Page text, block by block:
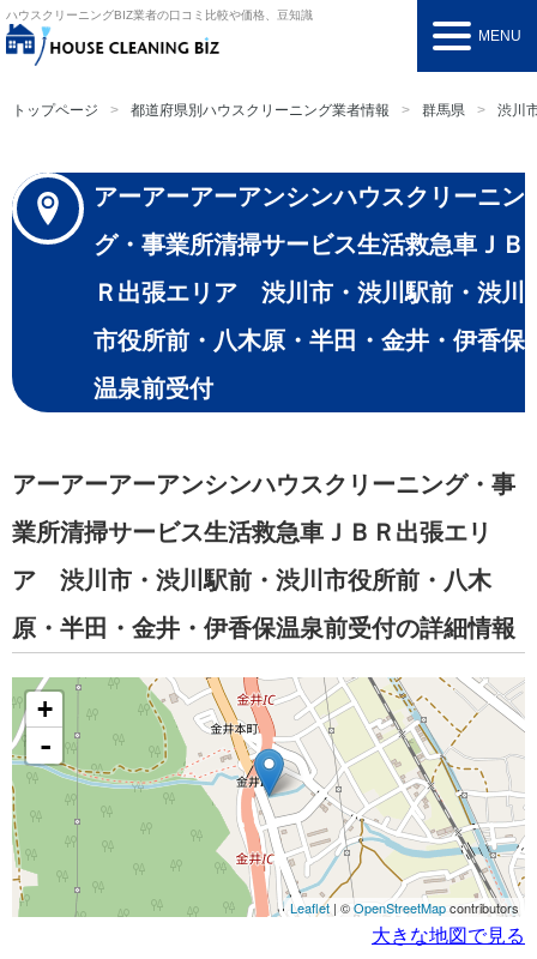
ハウスクリーニングBIZ業者の口コミ比較や価格、豆知識
MENU
トップページ 都道府県別ハウスクリーニング業者情報 群馬県 渋川
アーアーアーアンシンハウスクリーニン
グ・事業所清掃サービス生活救急車ＪＢ
Ｒ出張エリア 渋川市・渋川駅前・渋川
市役所前・八木原・半田・金井・伊香保
温泉前受付
アーアーアーアンシンハウスクリーニング・事
業所清掃サービス生活救急車ＪＢＲ出張エリ
ア 渋川市・渋川駅前・渋川市役所前・八木
原・半田・金井・伊香保温泉前受付の詳細情報
+
-
Leaflet | ©OpenStreetMapcontributors
大きな地図で見る